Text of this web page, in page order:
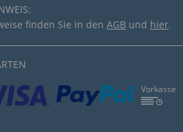
das gerät unter unserem Bet
wir es beurteilen können.”
lang im Einsatz, scheint aber zu
finden Sie in den AGB und hier.
Vorkasse